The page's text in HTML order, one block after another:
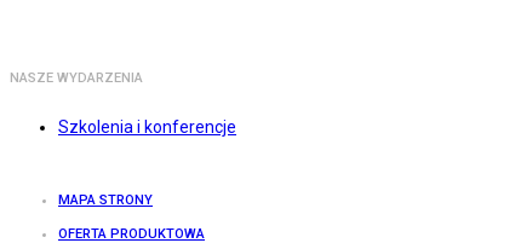
NASZE WYDARZENIA
Szkolenia i konferencje
MAPA STRONY
OFERTA PRODUKTOWA